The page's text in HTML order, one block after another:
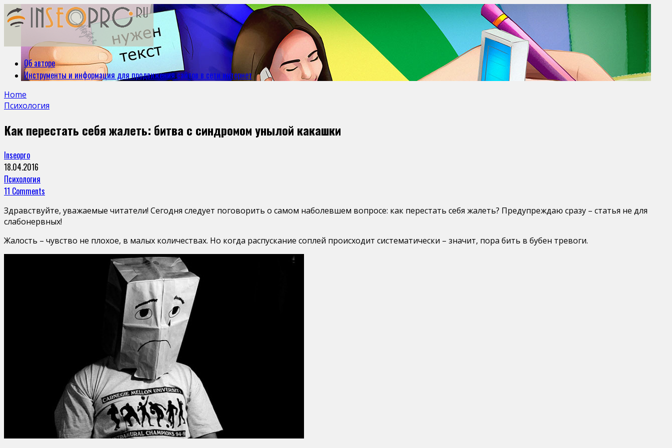
Об авторе
Инструменты и информация для продвижения сайтов в сети интернет
Home
Психология
Как перестать себя жалеть: битва с синдромом унылой какашки
Inseopro
18.04.2016
Психология
11 Comments
Здравствуйте, уважаемые читатели! Сегодня следует поговорить о самом наболевшем вопросе: как перестать себя жалеть? Предупреждаю сразу – статья не для
слабонервных!
Жалость – чувство не плохое, в малых количествах. Но когда распускание соплей происходит систематически – значит, пора бить в бубен тревоги.